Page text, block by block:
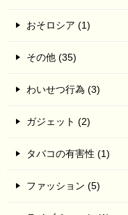
おそロシア (1)
その他 (35)
わいせつ行為 (3)
ガジェット (2)
タバコの有害性 (1)
ファッション (5)